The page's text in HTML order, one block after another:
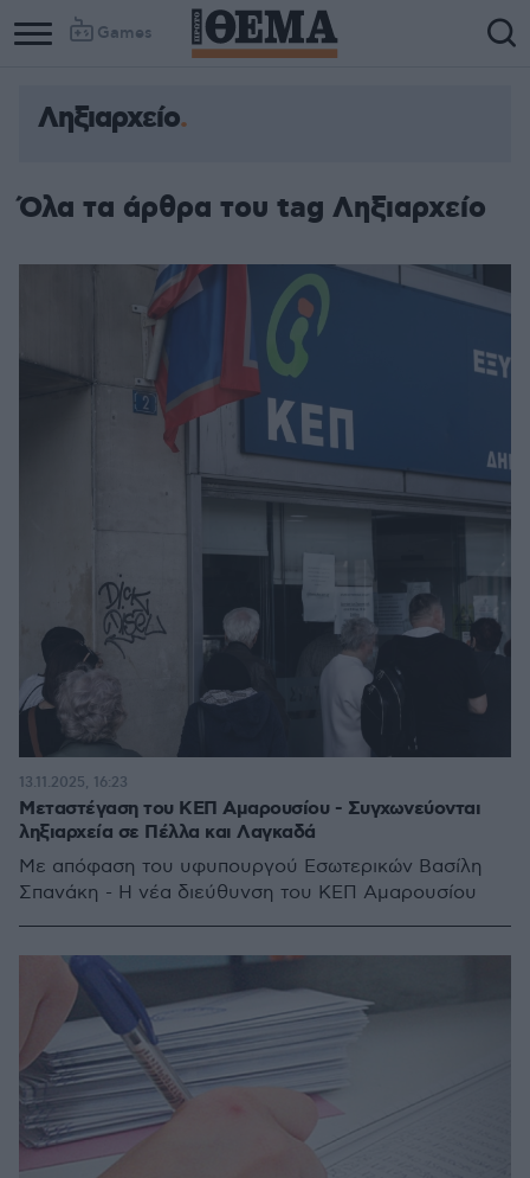
Games
Ληξιαρχείο
Όλα τα άρθρα του tag Ληξιαρχείο
Μεταστέγαση του ΚΕΠ Αμαρουσίου - Συγχωνεύονται
ληξιαρχεία σε Πέλλα και Λαγκαδά
Με απόφαση του υφυπουργού Εσωτερικών Βασίλη
Σπανάκη - Η νέα διεύθυνση του ΚΕΠ Αμαρουσίου
13.11.2025, 16:23